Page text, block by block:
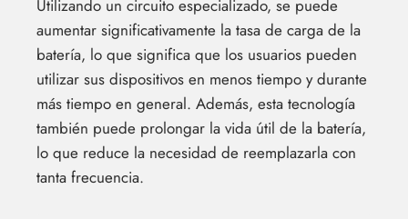
Utilizando un circuito especializado, se puede
aumentar significativamente la tasa de carga de la
batería, lo que significa que los usuarios pueden
utilizar sus dispositivos en menos tiempo y durante
más tiempo en general. Además, esta tecnología
también puede prolongar la vida útil de la batería,
lo que reduce la necesidad de reemplazarla con
tanta frecuencia.